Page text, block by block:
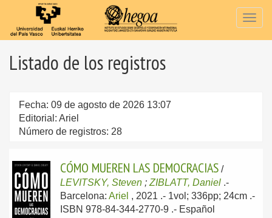
Listado de los registros
Fecha: 09 de agosto de 2026 13:07
Editorial: Ariel
Número de registros: 28
CÓMO MUEREN LAS DEMOCRACIAS /
LEVITSKY, Steven ; ZIBLATT, Daniel .-
Barcelona: Ariel , 2021 .- 1vol; 336pp; 24cm .-
ISBN 978-84-344-2770-9 .- Español